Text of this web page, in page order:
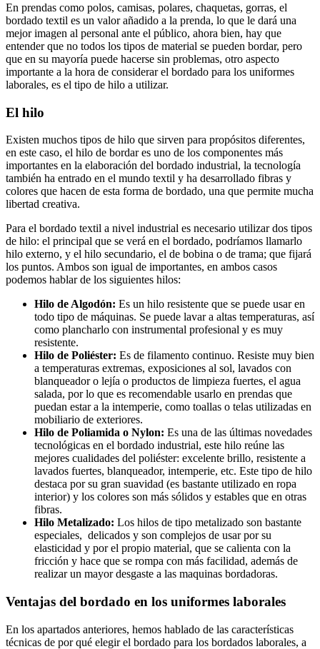
En prendas como polos, camisas, polares, chaquetas, gorras, el
bordado textil es un valor añadido a la prenda, lo que le dará una
mejor imagen al personal ante el público, ahora bien, hay que
entender que no todos los tipos de material se pueden bordar, pero
que en su mayoría puede hacerse sin problemas, otro aspecto
importante a la hora de considerar el bordado para los uniformes
laborales, es el tipo de hilo a utilizar.
El hilo
Existen muchos tipos de hilo que sirven para propósitos diferentes,
en este caso, el hilo de bordar es uno de los componentes más
importantes en la elaboración del bordado industrial, la tecnología
también ha entrado en el mundo textil y ha desarrollado fibras y
colores que hacen de esta forma de bordado, una que permite mucha
libertad creativa.
Para el bordado textil a nivel industrial es necesario utilizar dos tipos
de hilo: el principal que se verá en el bordado, podríamos llamarlo
hilo externo, y el hilo secundario, el de bobina o de trama; que fijará
los puntos. Ambos son igual de importantes, en ambos casos
podemos hablar de los siguientes hilos:
Hilo de Algodón: Es un hilo resistente que se puede usar en
todo tipo de máquinas. Se puede lavar a altas temperaturas, así
como plancharlo con instrumental profesional y es muy
resistente.
Hilo de Poliéster: Es de filamento continuo. Resiste muy bien
a temperaturas extremas, exposiciones al sol, lavados con
blanqueador o lejía o productos de limpieza fuertes, el agua
salada, por lo que es recomendable usarlo en prendas que
puedan estar a la intemperie, como toallas o telas utilizadas en
mobiliario de exteriores.
Hilo de Poliamida o Nylon: Es una de las últimas novedades
tecnológicas en el bordado industrial, este hilo reúne las
mejores cualidades del poliéster: excelente brillo, resistente a
lavados fuertes, blanqueador, intemperie, etc. Este tipo de hilo
destaca por su gran suavidad (es bastante utilizado en ropa
interior) y los colores son más sólidos y estables que en otras
fibras.
Hilo Metalizado: Los hilos de tipo metalizado son bastante
especiales, delicados y son complejos de usar por su
elasticidad y por el propio material, que se calienta con la
fricción y hace que se rompa con más facilidad, además de
realizar un mayor desgaste a las maquinas bordadoras.
Ventajas del bordado en los uniformes laborales
En los apartados anteriores, hemos hablado de las características
técnicas de por qué elegir el bordado para los bordados laborales, a